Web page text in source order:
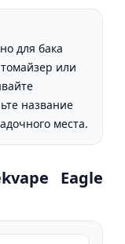
для бака
или
название
места.
Eagle